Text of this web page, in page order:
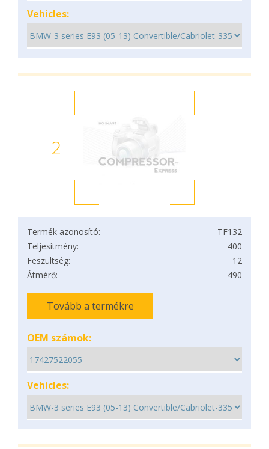
Vehicles:
2
Termék azonosító:
TF132
Teljesítmény:
400
Feszültség:
12
Átmérő:
490
Tovább a termékre
OEM számok:
Vehicles: